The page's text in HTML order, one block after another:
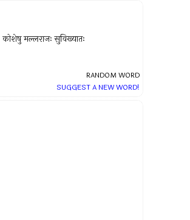
कोशेषु मल्लराजः सुविख्यातः
RANDOM WORD
SUGGEST A NEW WORD!